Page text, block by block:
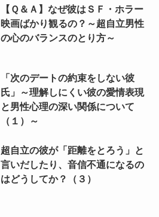
【Ｑ＆Ａ】なぜ彼はＳＦ・ホラー
映画ばかり観るの？～超自立男性
の心のバランスのとり方～
「次のデートの約束をしない彼
氏」～理解しにくい彼の愛情表現
と男性心理の深い関係について
（１）～
超自立の彼が「距離をとろう」と
言いだしたり、音信不通になるの
はどうしてか？（３）